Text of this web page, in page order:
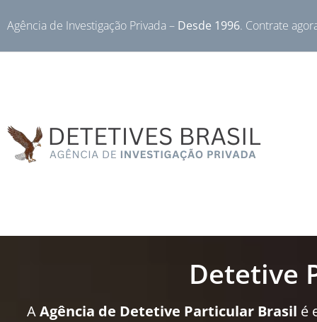
Agência de Investigação Privada – Desde 1996. Contrate
Detetive
AAgência de Detetive Particular Brasil é